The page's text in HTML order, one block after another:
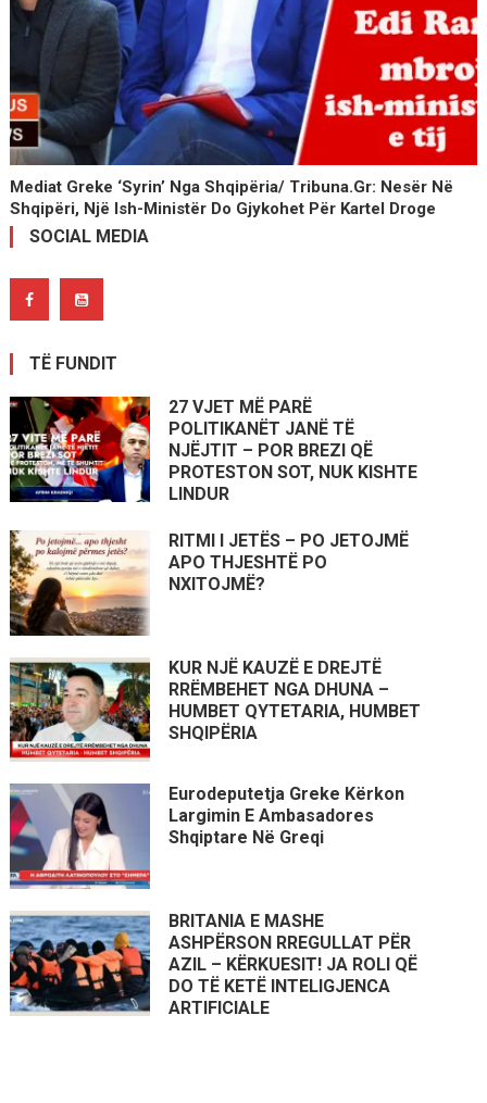
Mediat Greke ‘syrin’ Nga Shqipëria/ Tribuna.gr: Nesër Në
Shqipëri, Një Ish-Ministër Do Gjykohet Për Kartel Droge
SOCIAL MEDIA
TË FUNDIT
27 VJET MË PARË
POLITIKANËT JANË TË
NJËJTIT – POR BREZI QË
PROTESTON SOT, NUK KISHTE
LINDUR
RITMI I JETËS – PO JETOJMË
APO THJESHTË PO
NXITOJMË?
KUR NJË KAUZË E DREJTË
RRËMBEHET NGA DHUNA –
HUMBET QYTETARIA, HUMBET
SHQIPËRIA
Eurodeputetja Greke Kërkon
Largimin E Ambasadores
Shqiptare Në Greqi
BRITANIA E MASHE
ASHPËRSON RREGULLAT PËR
AZIL – KËRKUESIT! JA ROLI QË
DO TË KETË INTELIGJENCA
ARTIFICIALE